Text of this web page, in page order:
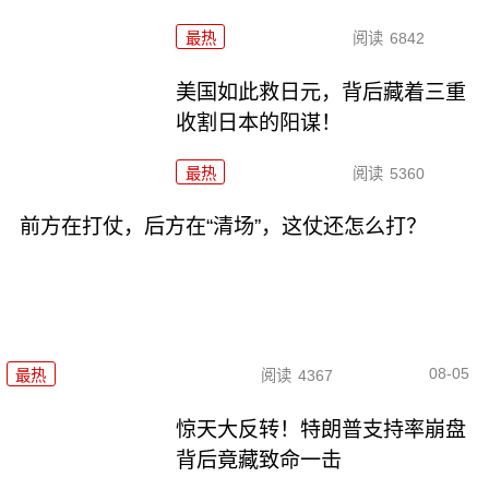
最热 阅读 6842
美国如此救日元，背后藏着三重
收割日本的阳谋！
最热 阅读 5360
前方在打仗，后方在“清场”，这仗还怎么打？
最热 阅读 4367 08-05
惊天大反转！特朗普支持率崩盘
背后竟藏致命一击